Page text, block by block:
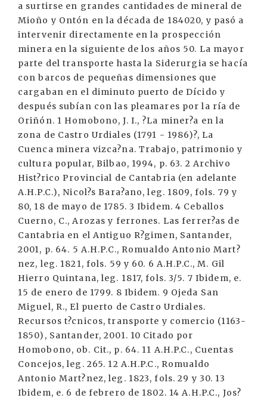
a surtirse en grandes cantidades de mineral de
Mioño y Ontón en la década de 184020, y pasó a
intervenir directamente en la prospección
minera en la siguiente de los años 50. La mayor
parte del transporte hasta la Siderurgia se hacía
con barcos de pequeñas dimensiones que
cargaban en el diminuto puerto de Dícido y
después subían con las pleamares por la ría de
Oriñón. 1 Homobono, J. I., ?La miner?a en la
zona de Castro Urdiales (1791 - 1986)?, La
Cuenca minera vizca?na. Trabajo, patrimonio y
cultura popular, Bilbao, 1994, p. 63. 2 Archivo
Hist?rico Provincial de Cantabria (en adelante
A.H.P.C.), Nicol?s Bara?ano, leg. 1809, fols. 79 y
80, 18 de mayo de 1785. 3 Ibidem. 4 Ceballos
Cuerno, C., Arozas y ferrones. Las ferrer?as de
Cantabria en el Antiguo R?gimen, Santander,
2001, p. 64. 5 A.H.P.C., Romualdo Antonio Mart?
nez, leg. 1821, fols. 59 y 60. 6 A.H.P.C., M. Gil
Hierro Quintana, leg. 1817, fols. 3/5. 7 Ibidem, e.
15 de enero de 1799. 8 Ibidem. 9 Ojeda San
Miguel, R., El puerto de Castro Urdiales.
Recursos t?cnicos, transporte y comercio (1163-
1850), Santander, 2001. 10 Citado por
Homobono, ob. Cit., p. 64. 11 A.H.P.C., Cuentas
Concejos, leg. 265. 12 A.H.P.C., Romualdo
Antonio Mart?nez, leg. 1823, fols. 29 y 30. 13
Ibidem, e. 6 de febrero de 1802. 14 A.H.P.C., Jos?